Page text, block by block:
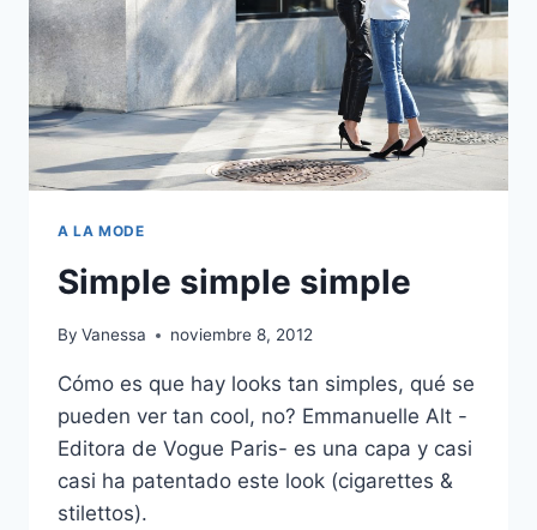
A LA MODE
Simple simple simple
By Vanessa noviembre 8, 2012
Cómo es que hay looks tan simples, qué se
pueden ver tan cool, no? Emmanuelle Alt -
Editora de Vogue Paris- es una capa y casi
casi ha patentado este look (cigarettes &
stilettos).